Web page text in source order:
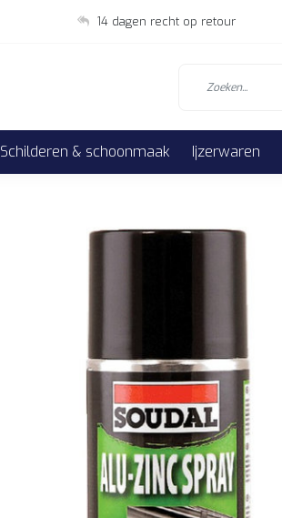
14 dagen recht op retour
Schilderen & schoonmaak Ijzerwaren